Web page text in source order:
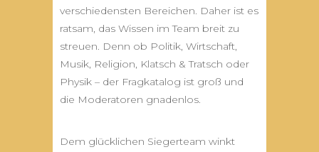
verschiedensten Bereichen. Daher ist es
ratsam, das Wissen im Team breit zu
streuen. Denn ob Politik, Wirtschaft,
Musik, Religion, Klatsch & Tratsch oder
Physik – der Fragkatalog ist groß und
die Moderatoren gnadenlos.
Dem glücklichen Siegerteam winkt